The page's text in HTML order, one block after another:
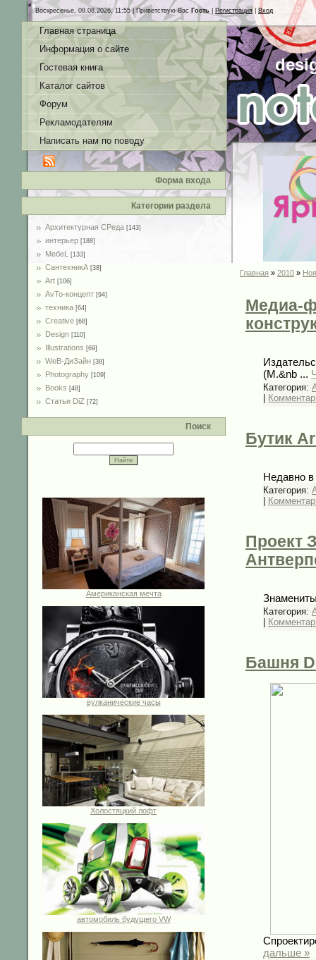
Воскресенье, 09.08.2026, 11:55 | Приветствую Вас Гость Регистрация| Вход
Главная страница
Информация о сайте
Гостевая книга
Каталог сайтов
Форум
Рекламодателям
Написать нам по поводу
Форма входа
Категории раздела
Архитектурная СРеда [143]
интерьер [188]
MебеL [133]
СантехникА [38]
Art [106]
AvTo-концепт [94]
техника [64]
Creative [68]
Design [110]
Illustrations [69]
WeB-ДиЗайн [38]
Photography [109]
Books [48]
Статьи DiZ [72]
Поиск
Американская мечта
вулканические часы
Холостяцкий лофт
автомобиль будущего VW
Главная » 2010 »
Медиа-
(M.&nb ...
Категория:
Бутик
Недавно
Категория:
Проект
Категория:
Башня
дальше »